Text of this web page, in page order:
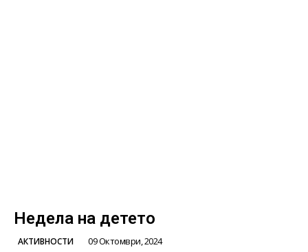
Недела на детето
АКТИВНОСТИ 09 Октомври, 2024